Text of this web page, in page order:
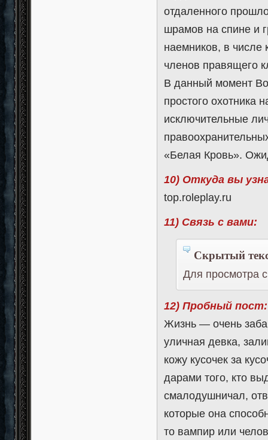
отдаленного
шрамов на спине и
наемников, в
членов правящего
В данный момент
простого охотника
исключительные
«Белая Кровь».
10) Откуда вы
top.roleplay.ru
11) Связь с вами:
Скрытый
Для просмотра
12) Пробный пост:
Жизнь — очень
уличная девка,
кожу кусочек за
дарами того, кто
смалодушничал,
которые она
то вампир или